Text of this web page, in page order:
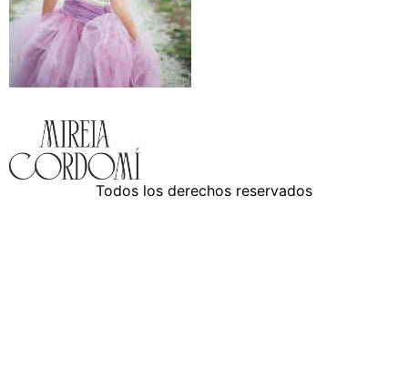
Todos los derechos reservados